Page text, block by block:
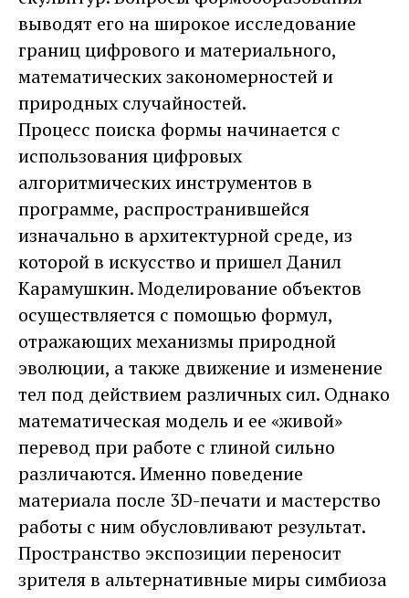
выводят его на широкое исследование
границ цифрового и материального,
математических закономерностей и
природных случайностей.
Процесс поиска формы начинается с
использования цифровых
алгоритмических инструментов в
программе, распространившейся
изначально в архитектурной среде, из
которой в искусство и пришел Данил
Карамушкин. Моделирование объектов
осуществляется с помощью формул,
отражающих механизмы природной
эволюции, а также движение и изменение
тел под действием различных сил. Однако
математическая модель и ее «живой»
перевод при работе с глиной сильно
различаются. Именно поведение
материала после 3D-печати и мастерство
работы с ним обусловливают результат.
Пространство экспозиции переносит
зрителя в альтернативные миры симбиоза